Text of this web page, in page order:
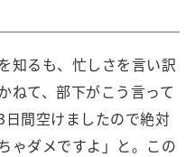
知るも、忙しさを言い訳
ねて、部下がこう言って
間空けましたので絶対
ゃダメですよ」と。この